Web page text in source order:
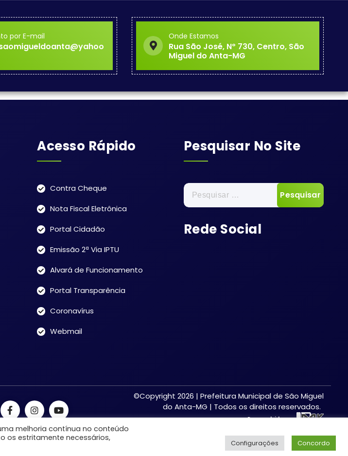
por E-mail Onde Estamos
Rua São José, Nº 730, Centro, São
Miguel do Anta-MG
Acesso Rápido
Contra Cheque
Nota Fiscal Eletrônica
Portal Cidadão
Emissão 2ª Via IPTU
Alvará de Funcionamento
Portal Transparência
Coronavírus
Webmail
Pesquisar No Site
Pesquisar
por:
Rede Social
©Copyright 2026 | Prefeitura Municipal de São Miguel
do Anta-MG | Todos os direitos reservados.
Desenvolvido por:
melhoria contínua no conteúdo
os estritamente necessários,
Configurações Concordo